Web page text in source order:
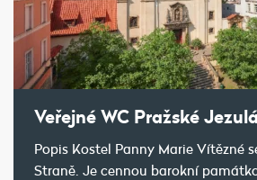
Veřejné WC Pražské
Popis Kostel Panny Marie Vítězné
Straně. Je cennou barokní